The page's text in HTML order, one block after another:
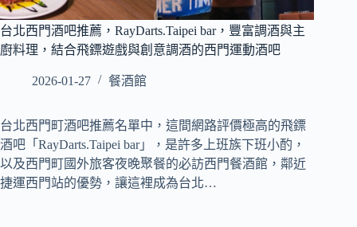
台北西門酒吧推薦，RayDarts.Taipei bar，豐富調酒與主
廚料理，結合飛鏢遊戲與創意調酒的西門運動酒吧
2026-01-27 餐酒館
台北西門町酒吧推薦名單中，這間網路評價極高的飛鏢
酒吧「RayDarts.Taipei bar」，是許多上班族下班小酌，
以及西門町國外旅客夜晚聚餐的必訪西門餐酒館，鄰近
捷運西門站的優勢，讓這裡成為台北…